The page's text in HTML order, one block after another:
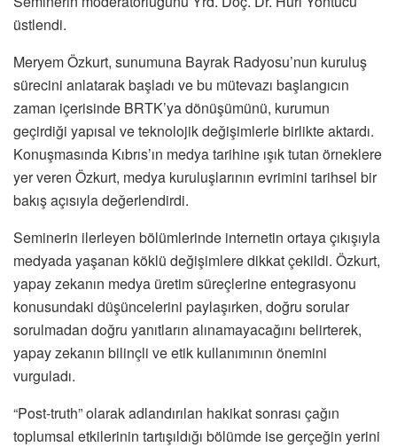
üstlendi.
Meryem Özkurt, sunumuna Bayrak Radyosu’nun kuruluş
sürecini anlatarak başladı ve bu mütevazı başlangıcın
zaman içerisinde BRTK’ya dönüşümünü, kurumun
geçirdiği yapısal ve teknolojik değişimlerle birlikte aktardı.
Konuşmasında Kıbrıs’ın medya tarihine ışık tutan örneklere
yer veren Özkurt, medya kuruluşlarının evrimini tarihsel bir
bakış açısıyla değerlendirdi.
Seminerin ilerleyen bölümlerinde internetin ortaya çıkışıyla
medyada yaşanan köklü değişimlere dikkat çekildi. Özkurt,
yapay zekanın medya üretim süreçlerine entegrasyonu
konusundaki düşüncelerini paylaşırken, doğru sorular
sorulmadan doğru yanıtların alınamayacağını belirterek,
yapay zekanın bilinçli ve etik kullanımının önemini
vurguladı.
“Post-truth” olarak adlandırılan hakikat sonrası çağın
toplumsal etkilerinin tartışıldığı bölümde ise gerçeğin yerini